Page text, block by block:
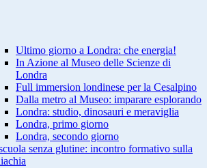
Ultimo giorno a Londra: che energia!
In Azione al Museo delle Scienze di
Londra
Full immersion londinese per la Cesalpino
Dalla metro al Museo: imparare esplorando
Londra: studio, dinosauri e meraviglia
Londra, primo giorno
Londra, secondo giorno
senza glutine: incontro formativo sulla